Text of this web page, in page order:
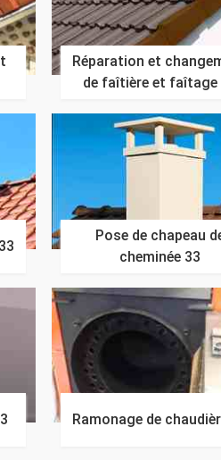
Réparation et
de faîtière et faîtage
Pose de chapeau
cheminée 33
Ramonage de